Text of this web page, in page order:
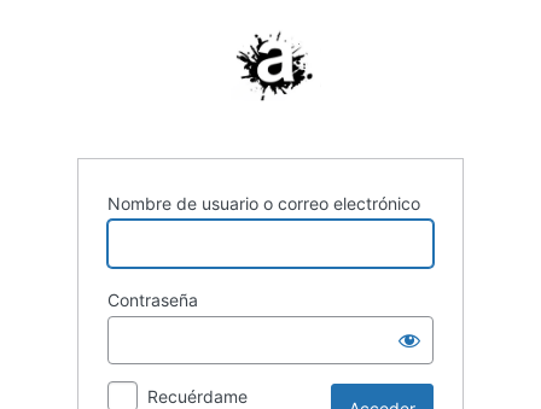
Nombre de usuario o correo electrónico
Contraseña
Recuérdame